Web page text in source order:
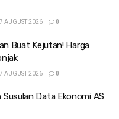
7 AUGUST 2026 0
Buat Kejutan! Harga
7 AUGUST 2026 0
Data Ekonomi AS